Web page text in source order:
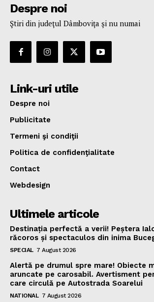
Despre noi
Ştiri din judeţul Dâmboviţa şi nu numai
Link-uri utile
Despre noi
Publicitate
Termeni şi condiţii
Politica de confidenţialitate
Contact
Webdesign
Ultimele articole
Destinația perfectă a verii! Peștera
răcoros și spectaculos din inima
SPECIAL 7 August 2026
Alertă pe drumul spre mare! Obiecte
aruncate pe carosabil. Avertisment
care circulă pe Autostrada Soarelui
NATIONAL 7 August 2026